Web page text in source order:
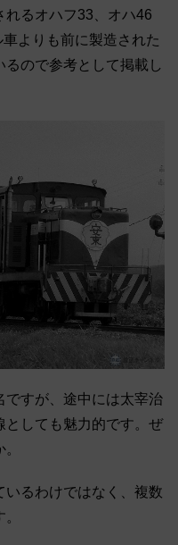
れるオハフ33、オハ46
よりも前に製造された
ので参考として掲載し
ですが、途中には太宰治
としても魅力的です。ぜ
るわけではなく、複数